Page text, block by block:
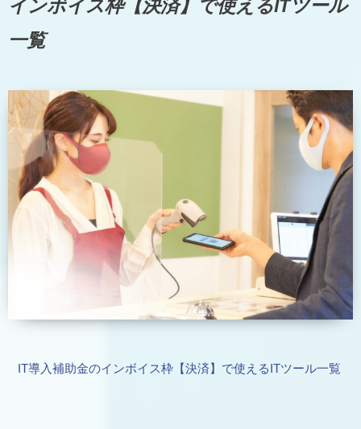
インボイス枠【決済】で使えるITツール
一覧
IT導入補助金のインボイス枠【決済】で使えるITツール一覧